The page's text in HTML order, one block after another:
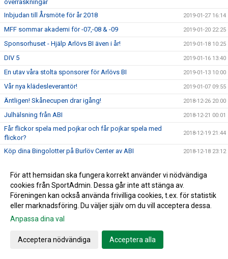
överraskningar
Inbjudan till Årsmöte för år 2018 2019-01-27 16:14
MFF sommar akademi för -07,-08 & -09 2019-01-20 22:25
Sponsorhuset - Hjälp Arlövs BI även i år! 2019-01-18 10:25
DIV 5 2019-01-16 13:40
En utav våra stolta sponsorer för Arlövs BI 2019-01-13 10:00
Vår nya klädesleverantör! 2019-01-07 09:55
Äntligen! Skånecupen drar igång! 2018-12-26 20:00
Julhälsning från ABI 2018-12-21 00:01
Får flickor spela med pojkar och får pojkar spela med
flickor?
2018-12-19 21:44
Köp dina Bingolotter på Burlöv Center av ABI 2018-12-18 23:12
ABIs Medlemsbingo - Decemberdragningen 2018-12-13 15:42
Bingolotter inför jul & nyår 2018-12-11 07:32
De årliga SABIK utmärkelserna är utdelade 2018-11-29 16:38
Lagfotografering 2019
Dags för årets utbetalning av 50 miljoner kronor från
Gräsroten!
För att hemsidan ska fungera korrekt använder vi nödvändiga
cookies från SportAdmin. Dessa går inte att stänga av.
Föreningen kan också använda frivilliga cookies, t.ex. för statistik
eller marknadsföring. Du väljer själv om du vill acceptera dessa.
Anpassa dina val
Acceptera nödvändiga Acceptera alla